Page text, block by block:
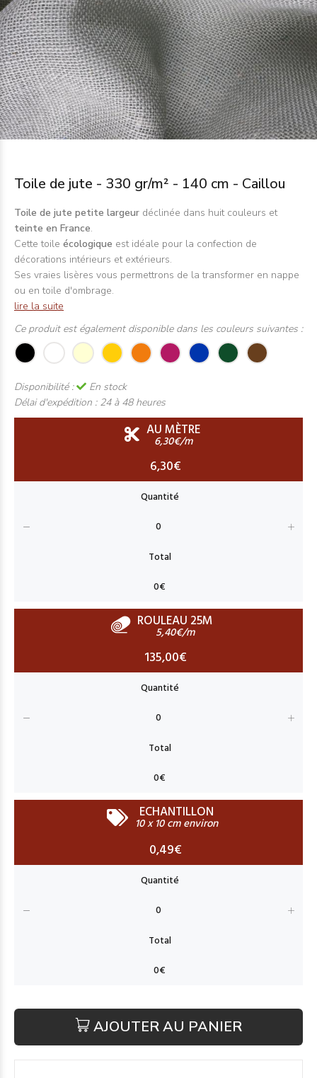
Toile de jute - 330 gr/m² - 140 cm - Caillou
Toile de jute petite largeur déclinée dans huit couleurs et
teinte en France.
Cette toile écologique est idéale pour la confection de
décorations intérieurs et extérieurs.
Ses vraies lisères vous permettrons de la transformer en nappe
ou en toile d'ombrage.
lire la suite
Ce produit est également disponible dans les couleurs suivantes :
Disponibilité :
En stock
Délai d'expédition : 24 à 48 heures
AU MÈTRE
6,30€/m
6,30€
ROULEAU 25M
5,40€/m
135,00€
ECHANTILLON
10 x 10 cm environ
0,49€
AJOUTER AU PANIER